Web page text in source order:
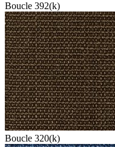
Boucle 392(k)
Boucle 320(k)